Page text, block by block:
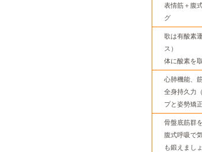
表情筋＋腹
グ
歌は有酸素
ス）
体に酸素を
心肺機能、
全身持久力
プと姿勢矯正
骨盤底筋群
腹式呼吸で
も鍛えまし